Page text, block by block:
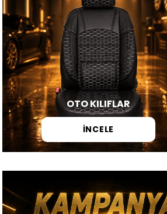
OTO KILIFLAR
İNCELE